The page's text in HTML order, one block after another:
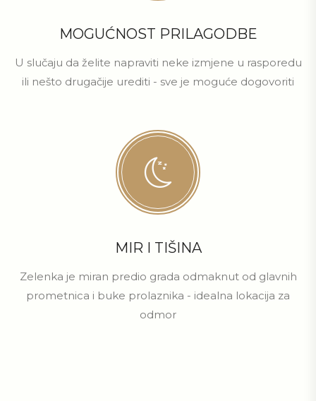
MOGUĆNOST PRILAGODBE
U slučaju da želite napraviti neke izmjene u rasporedu
ili nešto drugačije urediti - sve je moguće dogovoriti
MIR I TIŠINA
Zelenka je miran predio grada odmaknut od glavnih
prometnica i buke prolaznika - idealna lokacija za
odmor